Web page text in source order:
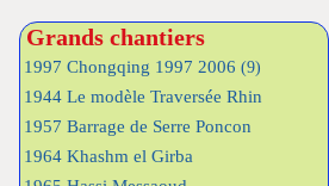
Grands chantiers
1997 Chongqing 1997 2006 (9)
1944 Le modèle Traversée Rhin
1957 Barrage de Serre Poncon
1964 Khashm el Girba